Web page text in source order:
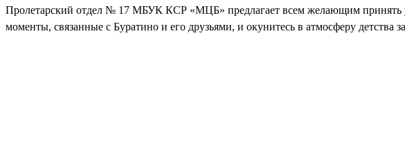
Пролетарский отдел № 17 МБУК КСР «МЦБ» предлагает всем желающим принять
моменты, связанные с Буратино и его друзьями, и окунитесь в атмосферу детства